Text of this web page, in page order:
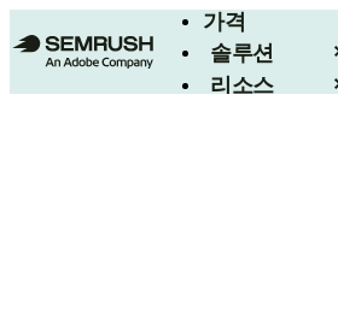
가격
솔루션
리소스